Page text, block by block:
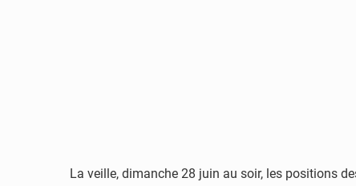
La veille, dimanche 28 juin au soir, les positions